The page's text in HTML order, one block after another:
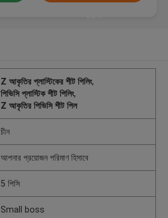
Z আকৃতির প্লাস্টিকের শীট পিলিং,
পিভিসি প্লাস্টিক শীট পিলিং,
Z আকৃতির পিভিসি শীট পিল
চীন
আপনার প্রয়োজন পরিমাণ হিসাবে
5 পিসি
Small boss